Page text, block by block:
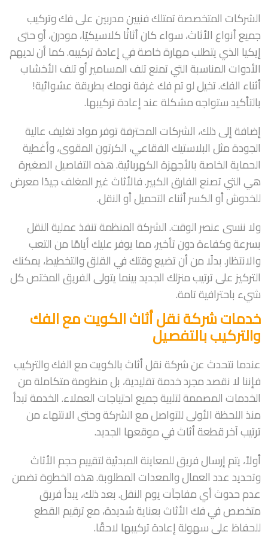
الشركات المتخصصة تمتلك فنيين مدربين على فك وتركيب
جميع أنواع الأثاث، سواء كان أثاثًا كلاسيكيًا، مودرن، أو حتى
إيكيا الذي يتطلب مهارة خاصة في إعادة تركيبه. كما أن لديهم
الأدوات المناسبة التي تمنع تلف المسامير أو تلف الأخشاب
أثناء الفك. تخيل لو تم فك غرفة نومك بطريقة عشوائية!
بالتأكيد ستواجه مشكلة عند إعادة تركيبها.
إضافة إلى ذلك، الشركات المحترفة توفر مواد تغليف عالية
الجودة مثل البلاستيك الفقاعي، الكرتون المقوى، وأغطية
الحماية الخاصة بالأجهزة الكهربائية. هذه التفاصيل الصغيرة
هي التي تصنع الفارق الكبير. فالأثاث غير المغلف جيدًا معرض
للخدوش أو الكسر أثناء التحميل أو النقل.
ولا ننسى عنصر الوقت. الشركة المنظمة تنفذ عملية النقل
بسرعة وكفاءة دون تأخير، مما يوفر عليك أيامًا من التعب
والانتظار. بدلًا من أن تضيع وقتك في القلق والتخطيط، يمكنك
التركيز على ترتيب منزلك الجديد بينما يتولى الفريق المختص كل
شيء باحترافية تامة.
خدمات شركة نقل أثاث الكويت مع الفك
والتركيب بالتفصيل
عندما نتحدث عن شركة نقل أثاث بالكويت مع الفك والتركيب
فإننا لا نقصد مجرد خدمة تقليدية، بل منظومة متكاملة من
الخدمات المصممة لتلبية جميع احتياجات العملاء. الخدمة تبدأ
منذ اللحظة الأولى للتواصل مع الشركة وحتى الانتهاء من
ترتيب آخر قطعة أثاث في موقعها الجديد.
أولاً، يتم إرسال فريق للمعاينة المبدئية لتقييم حجم الأثاث
وتحديد عدد العمال والمعدات المطلوبة. هذه الخطوة تضمن
عدم حدوث أي مفاجآت يوم النقل. بعد ذلك، يبدأ فريق
متخصص في فك الأثاث بعناية شديدة، مع ترقيم القطع
للحفاظ على سهولة إعادة تركيبها لاحقًا.